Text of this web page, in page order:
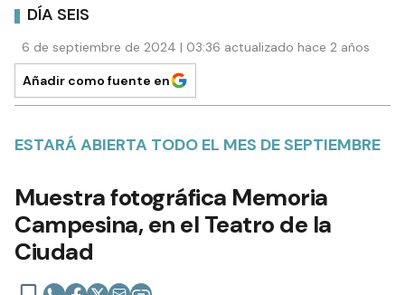
DÍA SEIS
6 de septiembre de 2024 | 03:36 actualizado hace 2 años
Añadir como fuente en
ESTARÁ ABIERTA TODO EL MES DE SEPTIEMBRE
Muestra fotográfica Memoria
Campesina, en el Teatro de la
Ciudad